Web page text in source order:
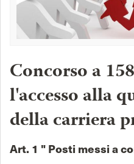
Concorso a
l'accesso alla
della carriera
Art. 1 " Posti messi a